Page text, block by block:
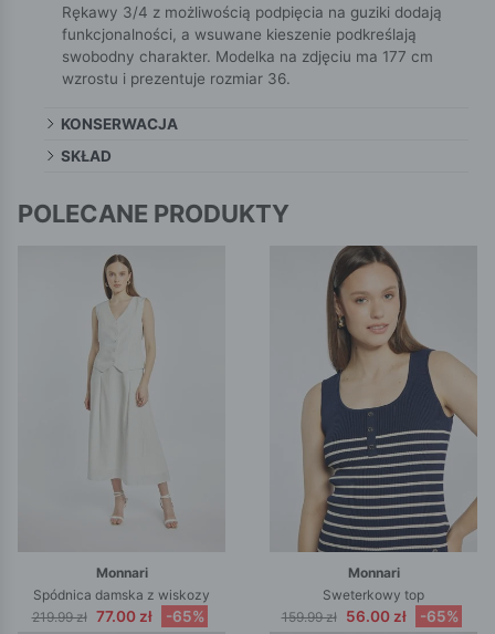
Rękawy 3/4 z możliwością podpięcia na guziki dodają
funkcjonalności, a wsuwane kieszenie podkreślają
swobodny charakter. Modelka na zdjęciu ma 177 cm
wzrostu i prezentuje rozmiar 36.
KONSERWACJA
SKŁAD
POLECANE PRODUKTY
Monnari
Spódnica damska z wiskozy
219.99 zł 77.00 zł -65%
Monnari
Sweterkowy top
159.99 zł
56.00 zł -65%